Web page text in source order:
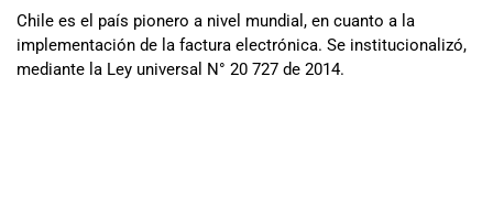
Chile es el país pionero a nivel mundial, en cuanto a la
implementación de la factura electrónica. Se institucionalizó,
mediante la Ley universal N° 20 727 de 2014.